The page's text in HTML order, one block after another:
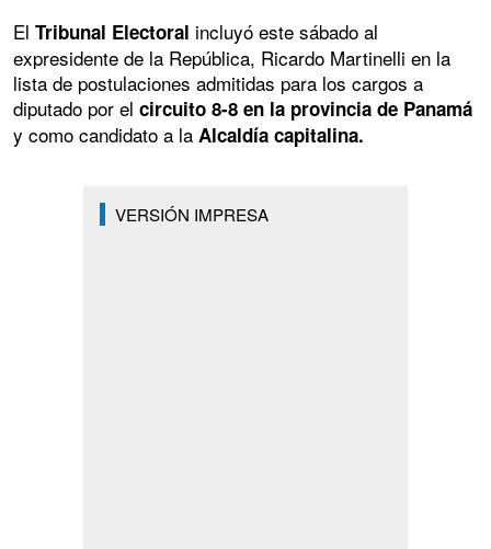
El Tribunal Electoral incluyó este sábado al
expresidente de la República, Ricardo Martinelli en la
lista de postulaciones admitidas para los cargos a
diputado por el circuito 8-8 en la provincia de Panamá
y como candidato a la Alcaldía capitalina.
VERSIÓN IMPRESA